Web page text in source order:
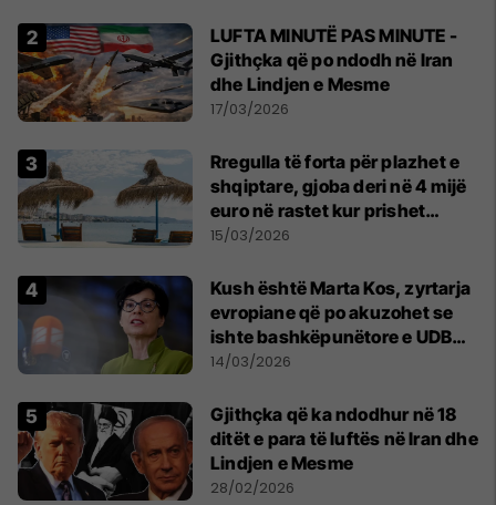
LUFTA MINUTË PAS MINUTE -
Gjithçka që po ndodh në Iran
dhe Lindjen e Mesme
17/03/2026
Rregulla të forta për plazhet e
shqiptare, gjoba deri në 4 mijë
euro në rastet kur prishet
kontrata
15/03/2026
Kush është Marta Kos, zyrtarja
evropiane që po akuzohet se
ishte bashkëpunëtore e UDBA-
s
14/03/2026
Gjithçka që ka ndodhur në 18
ditët e para të luftës në Iran dhe
Lindjen e Mesme
28/02/2026